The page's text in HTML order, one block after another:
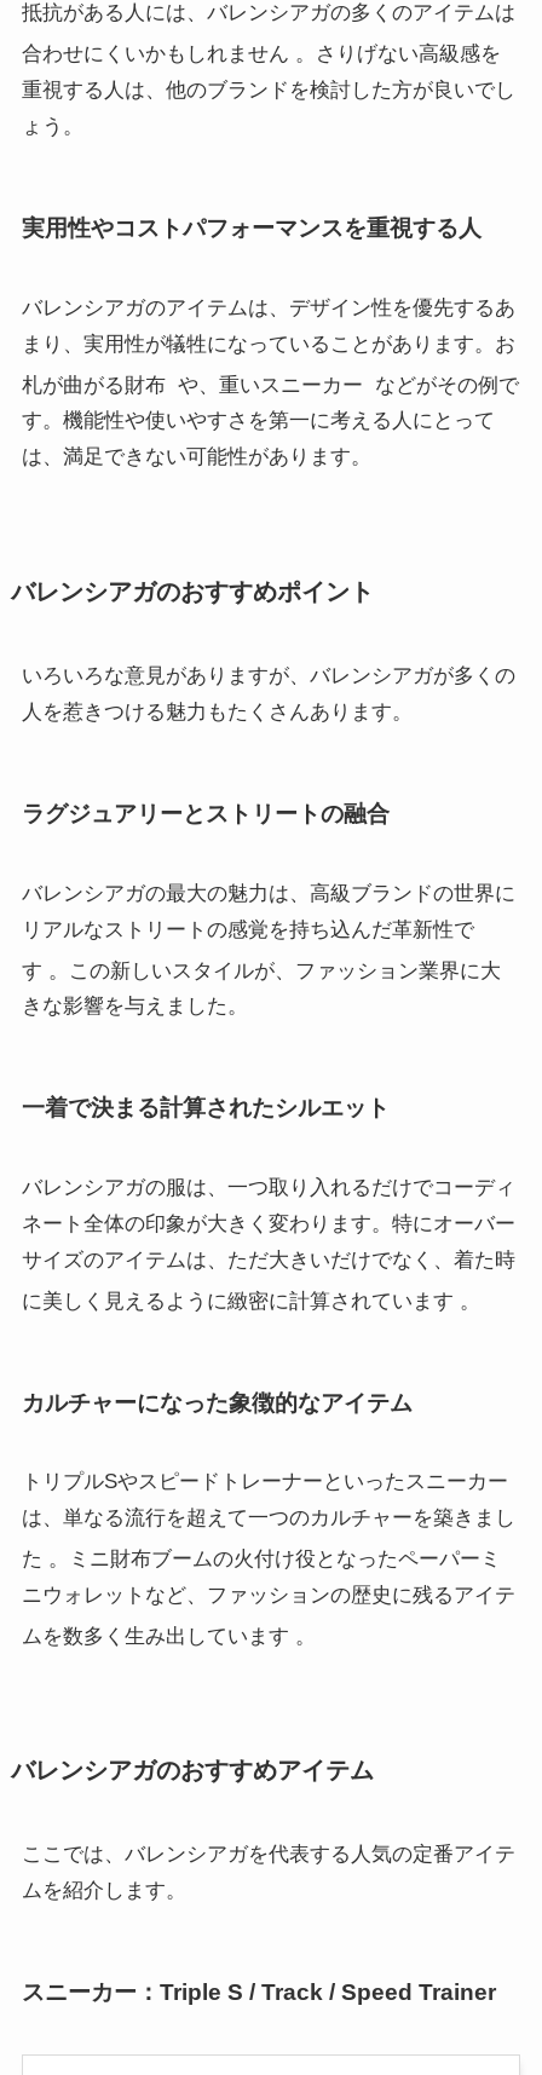
抵抗がある人には、バレンシアガの多くのアイテムは
合わせにくいかもしれません 。さりげない高級感を
重視する人は、他のブランドを検討した方が良いでし
ょう。
実用性やコストパフォーマンスを重視する人
バレンシアガのアイテムは、デザイン性を優先するあ
まり、実用性が犠牲になっていることがあります。お
札が曲がる財布 や、重いスニーカー
などがその例で
す。機能性や使いやすさを第一に考える人にとって
は、満足できない可能性があります。
バレンシアガのおすすめポイント
いろいろな意見がありますが、バレンシアガが多くの
人を惹きつける魅力もたくさんあります。
ラグジュアリーとストリートの融合
バレンシアガの最大の魅力は、高級ブランドの世界に
リアルなストリートの感覚を持ち込んだ革新性で
す 。この新しいスタイルが、ファッション業界に大
きな影響を与えました。
一着で決まる計算されたシルエット
バレンシアガの服は、一つ取り入れるだけでコーディ
ネート全体の印象が大きく変わります。特にオーバー
サイズのアイテムは、ただ大きいだけでなく、着た時
に美しく見えるように緻密に計算されています 。
カルチャーになった象徴的なアイテム
トリプルSやスピードトレーナーといったスニーカー
は、単なる流行を超えて一つのカルチャーを築きまし
た 。ミニ財布ブームの火付け役となったペーパーミ
ニウォレットなど、ファッションの歴史に残るアイテ
ムを数多く生み出しています 。
バレンシアガのおすすめアイテム
ここでは、バレンシアガを代表する人気の定番アイテ
ムを紹介します。
スニーカー：Triple S / Track / Speed Trainer